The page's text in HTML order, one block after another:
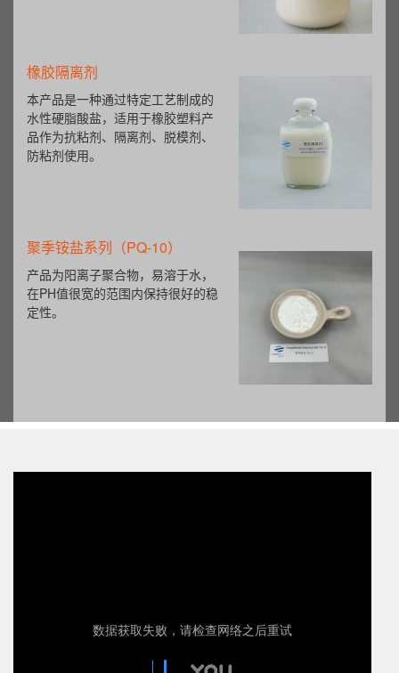
橡胶隔离剂
本产品是一种通过特定工艺制成的
水性硬脂酸盐，适用于橡胶塑料产
品作为抗粘剂、隔离剂、脱模剂、
防粘剂使用。
聚季铵盐系列（PQ-10）
产品为阳离子聚合物，易溶于水，
在PH值很宽的范围内保持很好的稳
定性。